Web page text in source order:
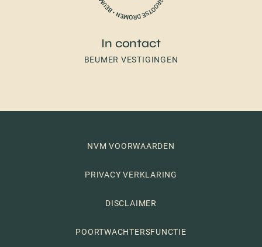
In contact
BEUMER VESTIGINGEN
NVM VOORWAARDEN
PRIVACY VERKLARING
DISCLAIMER
POORTWACHTERSFUNCTIE